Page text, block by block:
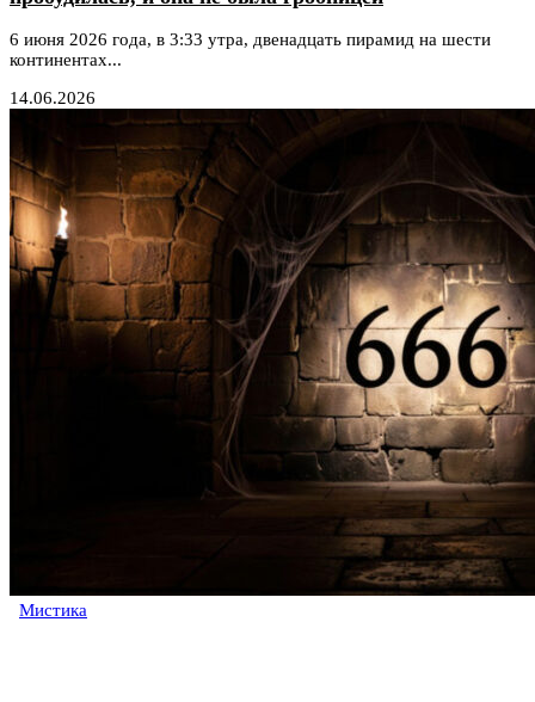
6 июня 2026 года, в 3:33 утра, двенадцать пирамид на шести
континентах...
14.06.2026
Мистика